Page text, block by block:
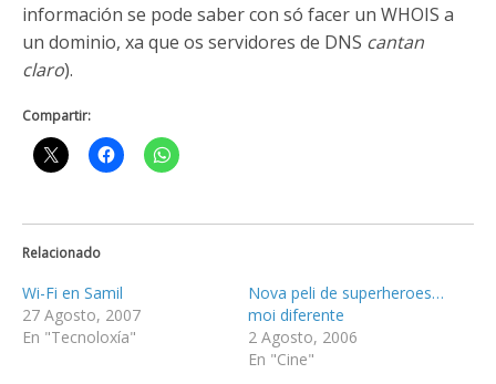
información se pode saber con só facer un WHOIS a
un dominio, xa que os servidores de DNS cantan
claro).
Compartir:
Relacionado
Wi-Fi en Samil
27 Agosto, 2007
En "Tecnoloxía"
Nova peli de superheroes…
moi diferente
2 Agosto, 2006
En "Cine"